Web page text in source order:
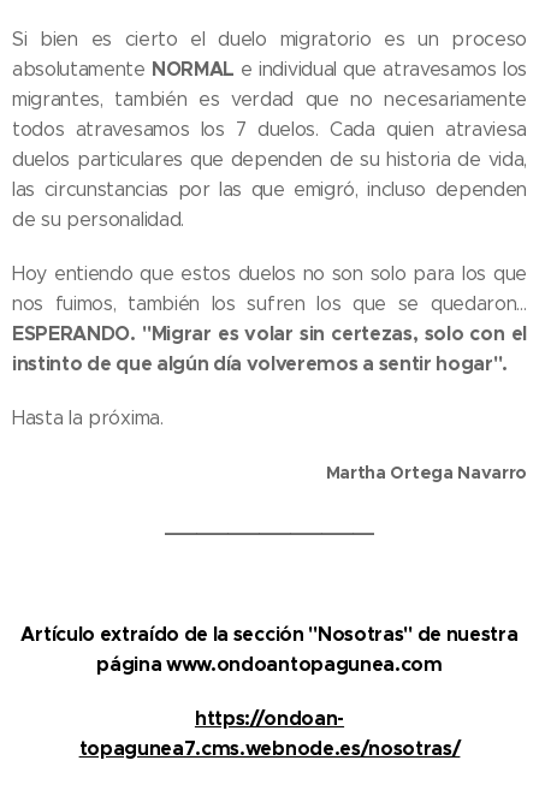
Si bien es cierto el duelo migratorio es un proceso
absolutamente NORMAL e individual que atravesamos los
migrantes, también es verdad que no necesariamente
todos atravesamos los 7 duelos. Cada quien atraviesa
duelos particulares que dependen de su historia de vida,
las circunstancias por las que emigró, incluso dependen
de su personalidad.
Hoy entiendo que estos duelos no son solo para los que
nos fuimos, también los sufren los que se quedaron…
ESPERANDO. "Migrar es volar sin certezas, solo con el
instinto de que algún día volveremos a sentir hogar".
Hasta la próxima.
Martha Ortega Navarro
Artículo extraído de la sección "Nosotras" de nuestra
página www.ondoantopagunea.com
https://ondoan-
topagunea7.cms.webnode.es/nosotras/